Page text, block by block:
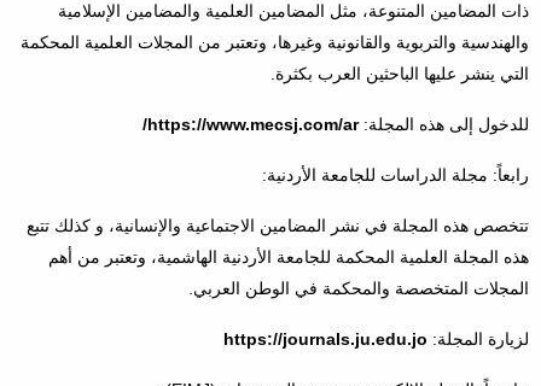
ذات المضامين المتنوعة، مثل المضامين العلمية والمضامين الإسلامية
والهندسية والتربوية والقانونية وغيرها، وتعتبر من المجلات العلمية المحكمة
التي ينشر عليها الباحثين العرب بكثرة.
للدخول إلى هذه المجلة:https://www.mecsj.com/ar/
رابعاً: مجلة الدراسات للجامعة الأردنية:
تتخصص هذه المجلة في نشر المضامين الاجتماعية والإنسانية، و كذلك تتبع
هذه المجلة العلمية المحكمة للجامعة الأردنية الهاشمية، وتعتبر من أهم
المجلات المتخصصة والمحكمة في الوطن العربي.
لزيارة المجلة: https://journals.ju.edu.jo